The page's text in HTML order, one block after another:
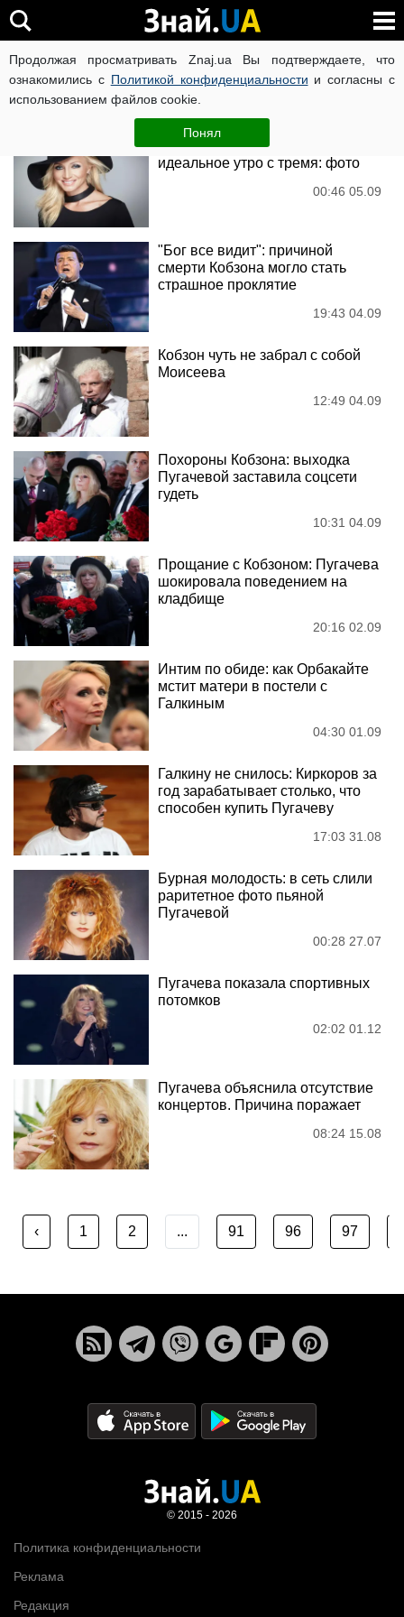
Продолжая просматривать Znaj.ua Вы подтверждаете, что
ознакомились с Политикой конфиденциальности и согласны с
использованием файлов cookie.
Понял
Алла Пугачова
Кристина Орбакайте показала
идеальное утро с тремя: фото
00:46 05.09
"Бог все видит": причиной
смерти Кобзона могло стать
страшное проклятие
19:43 04.09
Кобзон чуть не забрал с собой
Моисеева
12:49 04.09
Похороны Кобзона: выходка
Пугачевой заставила соцсети
гудеть
10:31 04.09
Прощание с Кобзоном: Пугачева
шокировала поведением на
кладбище
20:16 02.09
Интим по обиде: как Орбакайте
мстит матери в постели с
Галкиным
04:30 01.09
Галкину не снилось: Киркоров за
год зарабатывает столько, что
способен купить Пугачеву
17:03 31.08
Бурная молодость: в сеть слили
раритетное фото пьяной
Пугачевой
00:28 27.07
Пугачева показала спортивных
потомков
02:02 01.12
Пугачева объяснила отсутствие
концертов. Причина поражает
08:24 15.08
‹ 1 2 ... 91 96 97
Политика конфиденциальности
Реклама
Редакция
© 2015 - 2026